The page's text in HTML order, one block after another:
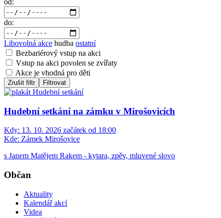
do:
Libovolná akce hudba ostatní
Bezbariérový vstup na akci
Vstup na akci povolen se zvířaty
Akce je vhodná pro děti
Zrušit filtr Filtrovat
Hudební setkání na zámku v Mirošovicích
Kdy: 13. 10. 2026 začátek od 18:00
Kde: Zámek Mirošovice
s Janem Matějem Rakem - kytara, zpěv, mluvené slovo
Občan
Aktuality
Kalendář akcí
Videa